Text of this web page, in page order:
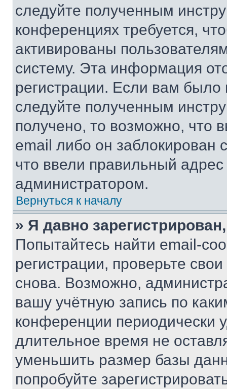
следуйте полученным
конференциях требуется,
активированы
систему. Эта информация
регистрации. Если вам
следуйте полученным
получено, то возможно, что
email либо он
что ввели правильный адрес
администратором.
Вернуться к началу
» Я давно
Попытайтесь найти email-
регистрации, проверьте
снова. Возможно,
вашу учётную запись по
конференции периодически
длительное время не
уменьшить размер базы
попробуйте